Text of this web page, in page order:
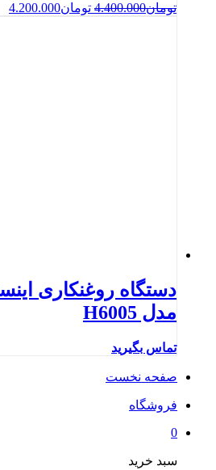
تومان4.400.000 تومان4.200.000
مدل H6005
تماس بگیرید
صفحه نخست
فروشگاه
0
سبد خرید